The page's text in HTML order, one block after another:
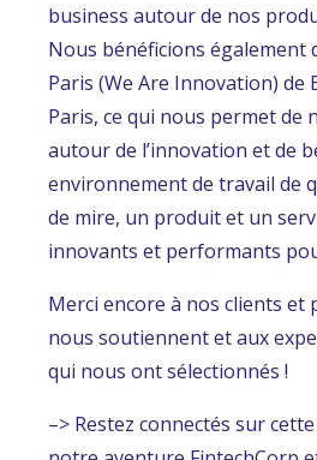
business autour de nos
Nous bénéficions également
Paris (We Are Innovation) de
Paris, ce qui nous permet de
autour de l’innovation et de
environnement de travail de
de mire, un produit et un
innovants et performants
Merci encore à nos clients et
nous soutiennent et aux
qui nous ont sélectionnés !
–> Restez connectés sur